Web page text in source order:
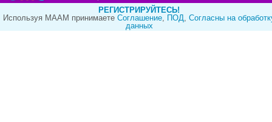
РЕГИСТРИРУЙТЕСЬ!
Используя МААМ принимаете Cоглашение, ПОД, Согласны на
данных